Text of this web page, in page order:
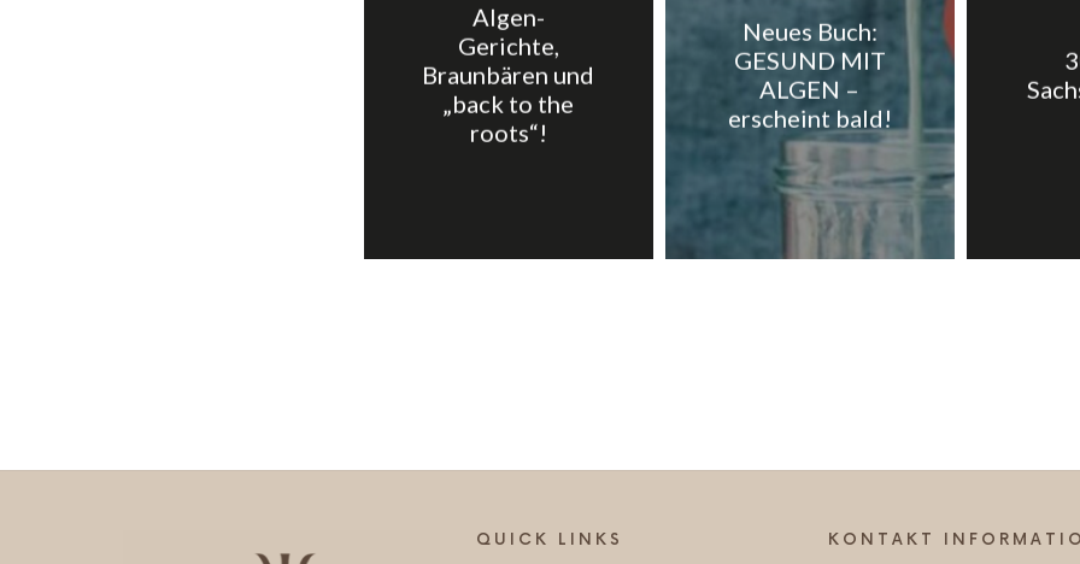
Wissenschaftskommunikation
Algen-
Gerichte,
Braunbären und
„back to the
roots“!
Neues Buch:
GESUND MIT
ALGEN –
erscheint bald!
QUICK LINKS KONTAKT